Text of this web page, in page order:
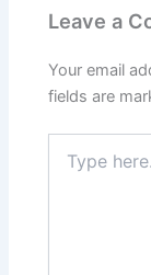
Leave a
Your email
fields are
here..